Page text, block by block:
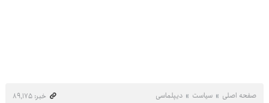
صفحه اصلی سیاست دیپلماسی
خبر: ۸۹٬۱۷۵